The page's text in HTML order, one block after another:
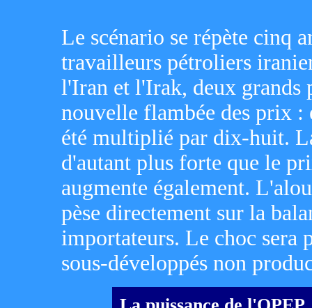
Le scénario se répète cinq
travailleurs pétroliers
l'Iran et l'Irak, deux grands
nouvelle flambée des prix :
été multiplié par dix-huit.
d'autant plus forte que le
augmente également.
pèse directement sur la
importateurs. Le choc sera
sous-développés non